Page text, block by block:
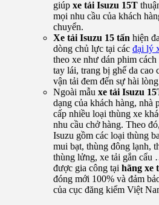
giúp xe tải Isuzu 15T
mọi nhu cầu của khách
chuyển.
Xe tải Isuzu 15 tấn hiện
dòng chủ lực tại các đại lý
theo xe như dán phim
tay lái, trang bị ghế da
vận tải đem đến sự hài
Ngoài mẫu xe tải Isuzu
dạng của khách hàng, nhà
cấp nhiều loại thùng xe
nhu cầu chở hàng. Theo
Isuzu gồm các loại thùng
mui bạt, thùng đông lạnh,
thùng lửng, xe tải gắn cẩu
được gia công tại hãng xe
đóng mới 100% và đảm
của cục đăng kiểm Việt